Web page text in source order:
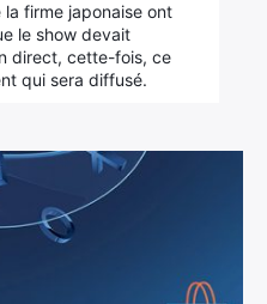
la firme japonaise ont
le show devait
direct, cette-fois, ce
qui sera diffusé.